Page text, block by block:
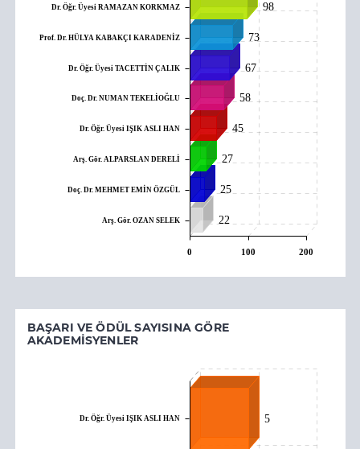
98
73
67
58
45
27
25
22
Dr. Öğr. Üyesi RAMAZAN KORKMAZ
Prof. Dr. HÜLYA KABAKÇI KARADENİZ
Dr. Öğr. Üyesi TACETTİN ÇALIK
Doç. Dr. NUMAN TEKELİOĞLU
Dr. Öğr. Üyesi IŞIK ASLI HAN
Arş. Gör. ALPARSLAN DERELİ
Doç. Dr. MEHMET EMİN ÖZGÜL
Arş. Gör. OZAN SELEK
0 100 200
BAŞARI VE ÖDÜL SAYISINA GÖRE
AKADEMISYENLER
5
Dr. Öğr. Üyesi IŞIK ASLI HAN